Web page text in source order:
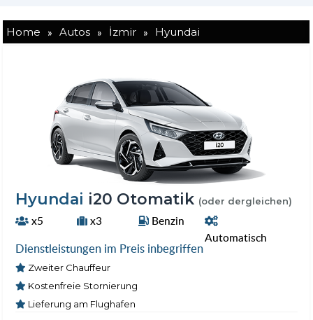
Home » Autos » İzmir » Hyundai
Hyundai i20 Otomatik (oder dergleichen)
x5 x3
Benzin
Automatisch
Dienstleistungen im Preis inbegriffen
Zweiter Chauffeur
Kostenfreie Stornierung
Lieferung am Flughafen